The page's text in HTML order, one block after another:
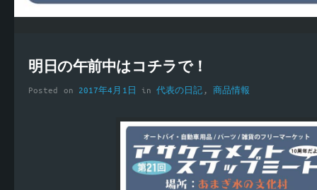
明日の午前中はコチラで！
Posted on 2017年4月1日 in代表の日記 , 商品情報